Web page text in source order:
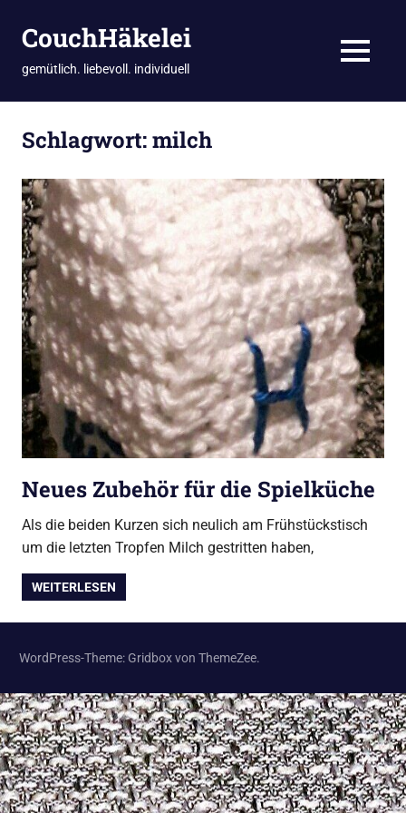
Inhalt
CouchHäkelei
gemütlich. liebevoll. individuell MENÜ
Schlagwort:milch
Neues Zubehör für die Spielküche
Als die beiden Kurzen sich neulich am Frühstückstisch
um die letzten Tropfen Milch gestritten haben,
WEITERLESEN
WordPress-Theme: Gridbox von ThemeZee.